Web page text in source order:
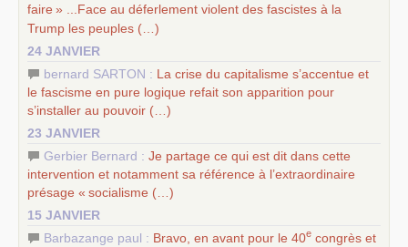
faire » ...Face au déferlement violent des fascistes à la
Trump les peuples (…)
24 JANVIER
bernard SARTON : La crise du capitalisme s’accentue et
le fascisme en pure logique refait son apparition pour
s’installer au pouvoir (…)
23 JANVIER
Gerbier Bernard : Je partage ce qui est dit dans cette
intervention et notamment sa référence à l’extraordinaire
présage « socialisme (…)
15 JANVIER
Barbazange paul : Bravo, en avant pour le 40e congrès et